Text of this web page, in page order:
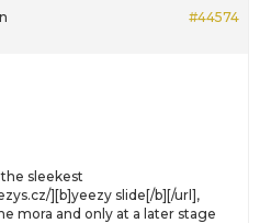
#44574
sleekest
][b]yeezy slide[/b][/url],
mora and only at a later stage